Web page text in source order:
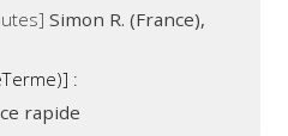
Simon R. (France),
:
rapide